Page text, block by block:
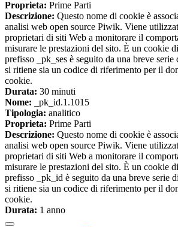
Proprieta: Prime Parti
Descrizione: Questo nome di cookie è
analisi web open source Piwik. Viene
proprietari di siti Web a monitorare il
misurare le prestazioni del sito. È un cookie
prefisso _pk_ses è seguito da una breve
si ritiene sia un codice di riferimento per il
cookie.
Durata: 30 minuti
Nome: _pk_id.1.1015
Tipologia: analitico
Proprieta: Prime Parti
Descrizione: Questo nome di cookie è
analisi web open source Piwik. Viene
proprietari di siti Web a monitorare il
misurare le prestazioni del sito. È un cookie
prefisso _pk_id è seguito da una breve serie
si ritiene sia un codice di riferimento per il
cookie.
Durata: 1 anno